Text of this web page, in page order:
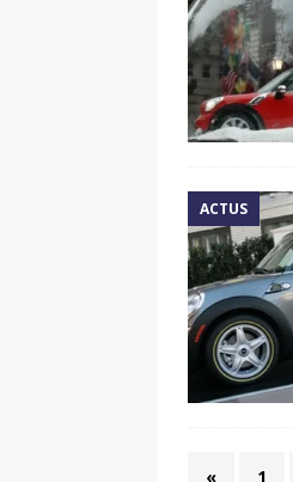
ACTUS
« 1